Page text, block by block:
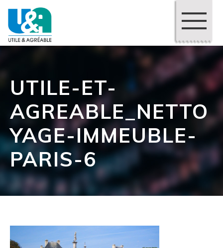
UTILE-ET-
AGREABLE_NETTO
YAGE-IMMEUBLE-
PARIS-6